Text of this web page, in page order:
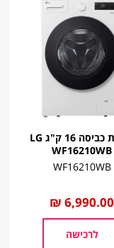
מכונת כביסה 16 ק"ג LG
WF16210WB
WF16210WB
החל
מ
6,990.00 ₪
לרכישה